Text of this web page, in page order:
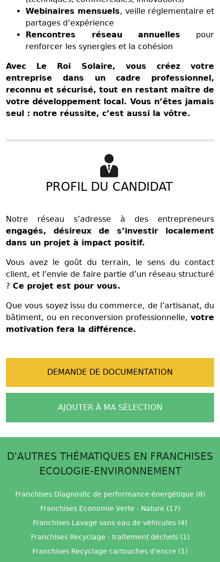
Webinaires mensuels, veille réglementaire et
partages d’expérience
Rencontres réseau annuelles pour
renforcer les synergies et la cohésion
Avec Le Roi Solaire, vous créez votre
entreprise dans un cadre professionnel,
reconnu et sécurisé, tout en restant maître de
votre développement local. Vous n’êtes jamais
seul : notre réussite, c’est aussi la vôtre.
PROFIL DU CANDIDAT
Notre réseau s’adresse à des entrepreneurs
engagés, désireux de s’investir localement
dans un projet à impact positif.
Vous avez le goût du terrain, le sens du contact
client, et l’envie de faire partie d’un réseau structuré
? Ce projet est pour vous.
Que vous soyez issu du commerce, de l’artisanat, du
bâtiment, ou en reconversion professionnelle, votre
motivation fera la différence.
DEMANDE DE DOCUMENTATION
AJOUTER À MA SÉLECTION
D'AUTRES THÉMATIQUES EN FRANCHISES
ECOLOGIE-ENVIRONNEMENT
Franchises Diagnostic de performance énergétique (8)
Franchises Economie Verte - Nature (17)
Franchises Lavage sans eau de véhicules (4)
Franchises Recyclage - traitement déchets (1)
Franchises Recyclage cartouches d'encre (1)